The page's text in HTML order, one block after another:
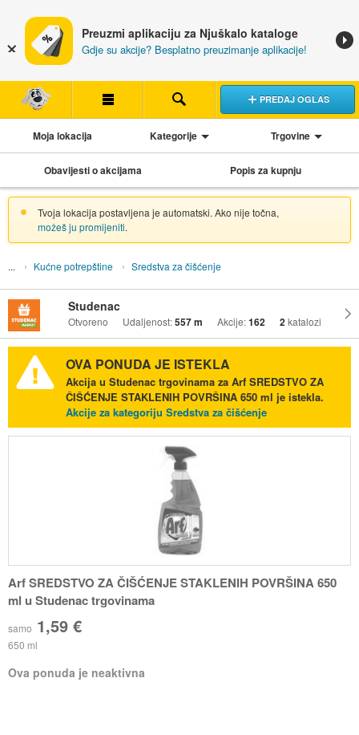
Preuzmi aplikaciju za Njuškalo kataloge
Gdje su akcije? Besplatno preuzimanje aplikacije!
PREDAJ OGLAS
Moja lokacija Kategorije Trgovine
Obavijesti o akcijama Popis za kupnju
Tvoja lokacija postavljena je automatski. Ako nije točna,
možeš ju promijeniti.
Kućne potrepštine Sredstva za čišćenje
Studenac
Otvoreno Udaljenost:557 m Akcije:162 2katalozi
OVA PONUDA JE ISTEKLA
Akcija u Studenac trgovinama za Arf SREDSTVO ZA
ČIŠĆENJE STAKLENIH POVRŠINA 650 ml je istekla.
Akcije za kategoriju Sredstva za čišćenje
Arf SREDSTVO ZA ČIŠĆENJE STAKLENIH POVRŠINA 650
ml u Studenac trgovinama
samo 1,59 €
650 ml
Ova ponuda je neaktivna